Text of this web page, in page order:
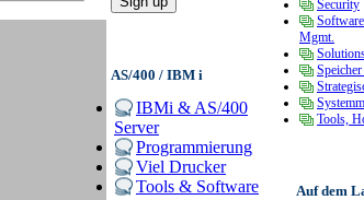
AS/400 / IBM i
IBMi & AS/400
Server
Programmierung
Viel Drucker
Tools & Software
Security
Mgmt.
Tools,
Auf dem